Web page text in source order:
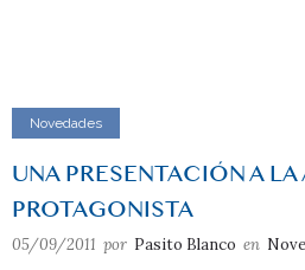
Novedades
UNA PRESENTACIÓN A
PROTAGONISTA
05/09/2011 por Pasito Blanco en